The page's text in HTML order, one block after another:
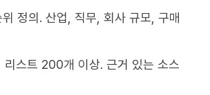
정의. 산업, 직무, 회사 규모, 구매
리스트 200개 이상. 근거 있는 소스